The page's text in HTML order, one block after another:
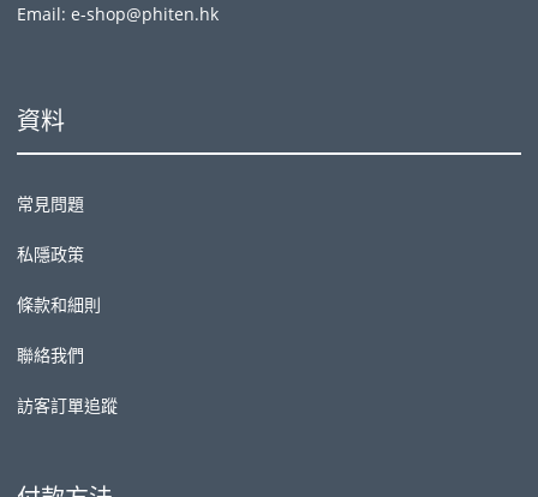
Email: e-shop@phiten.hk
資料
常見問題
私隱政策
條款和細則
聯絡我們
訪客訂單追蹤